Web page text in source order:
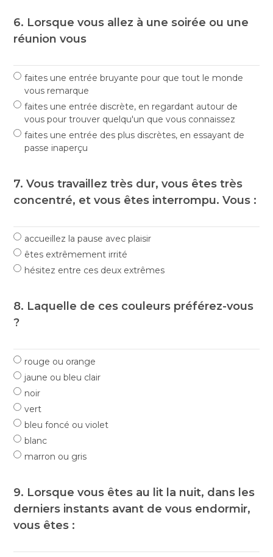
6. Lorsque vous allez à une soirée ou une
réunion vous
faites une entrée bruyante pour que tout le monde
vous remarque
faites une entrée discrète, en regardant autour de
vous pour trouver quelqu'un que vous connaissez
faites une entrée des plus discrètes, en essayant de
passe inaperçu
7. Vous travaillez très dur, vous êtes très
concentré, et vous êtes interrompu. Vous :
accueillez la pause avec plaisir
êtes extrêmement irrité
hésitez entre ces deux extrêmes
8. Laquelle de ces couleurs préférez-vous
?
rouge ou orange
jaune ou bleu clair
noir
vert
bleu foncé ou violet
blanc
marron ou gris
9. Lorsque vous êtes au lit la nuit, dans les
derniers instants avant de vous endormir,
vous êtes :